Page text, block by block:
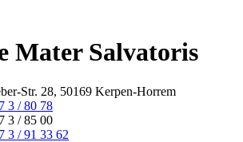
Mater Salvatoris
Str. 28, 50169 Kerpen-Horrem
3 / 80 78
3 / 85 00
3 / 91 33 62